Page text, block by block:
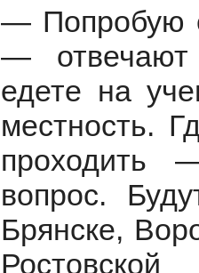
— Попробую
—
едете на
местность.
проходить
вопрос.
Брянске,